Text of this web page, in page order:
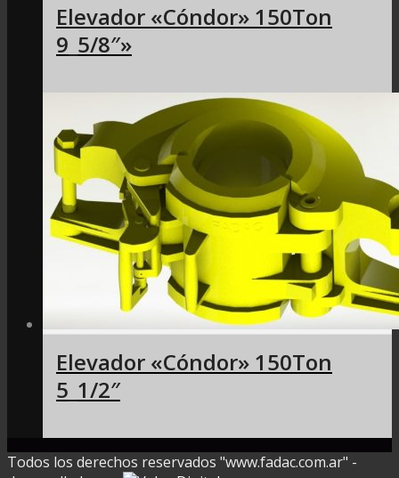
Elevador «Cóndor» 150Ton
9_5/8″»
Elevador «Cóndor» 150Ton
5_1/2″
Todos los derechos reservados "www.fadac.com.ar" -